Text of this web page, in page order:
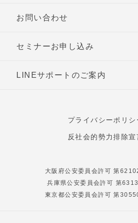
お問い合わせ
セミナーお申し込み
LINEサポートのご案内
プライバシーポリシ
反社会的勢力排除宣
大阪府公安委員会許可 第
兵庫県公安委員会許可 第
東京都公安委員会許可 第